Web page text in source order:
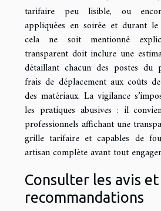
tarifaire peu lisible, ou
appliquées en soirée et durant
cela ne soit mentionné
transparent doit inclure une
détaillant chacun des postes du
frais de déplacement aux coûts
des matériaux. La vigilance
les pratiques abusives : il
professionnels affichant une
grille tarifaire et capables de
artisan complète avant tout
Consulter les avis et
recommandations